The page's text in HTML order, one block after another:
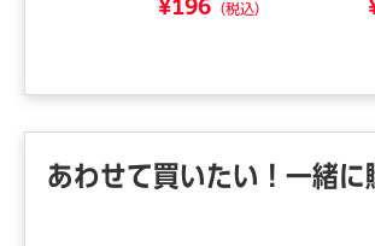
¥196 （税込）
あわせて買いたい！一緒